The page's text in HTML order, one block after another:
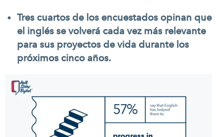
Tres cuartos de los encuestados opinan que
el inglés se volverá cada vez más relevante
para sus proyectos de vida durante los
próximos cinco años.